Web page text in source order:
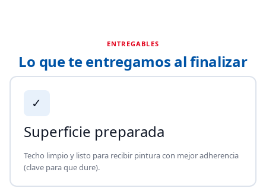
ENTREGABLES
Lo que te entregamos al finalizar
✓
Superficie preparada
Techo limpio y listo para recibir pintura con mejor adherencia
(clave para que dure).